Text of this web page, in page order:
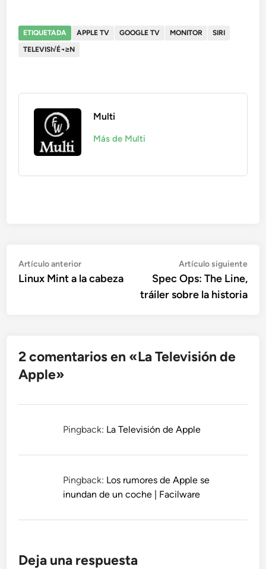
ETIQUETADA APPLE TV GOOGLE TV MONITOR
SIRI
TELEVISI√É¬≥N
Multi
Más de Multi
Navegación
de
Artículo anteriorArtículo
anterior:
Linux Mint a la cabeza
Artículo siguiente
Spec Ops: The Line,
tráiler sobre la historia
2 comentarios en «La Televisión de
Apple»
Pingback: La Televisión de Apple
Pingback: Los rumores de Apple se
inundan de un coche | Facilware
Deja una respuesta